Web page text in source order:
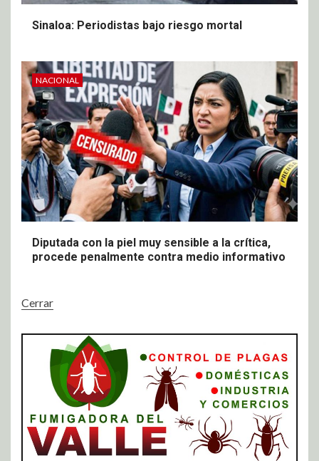
Sinaloa: Periodistas bajo riesgo mortal
NACIONAL
Diputada con la piel muy sensible a la crítica,
procede penalmente contra medio informativo
Cerrar